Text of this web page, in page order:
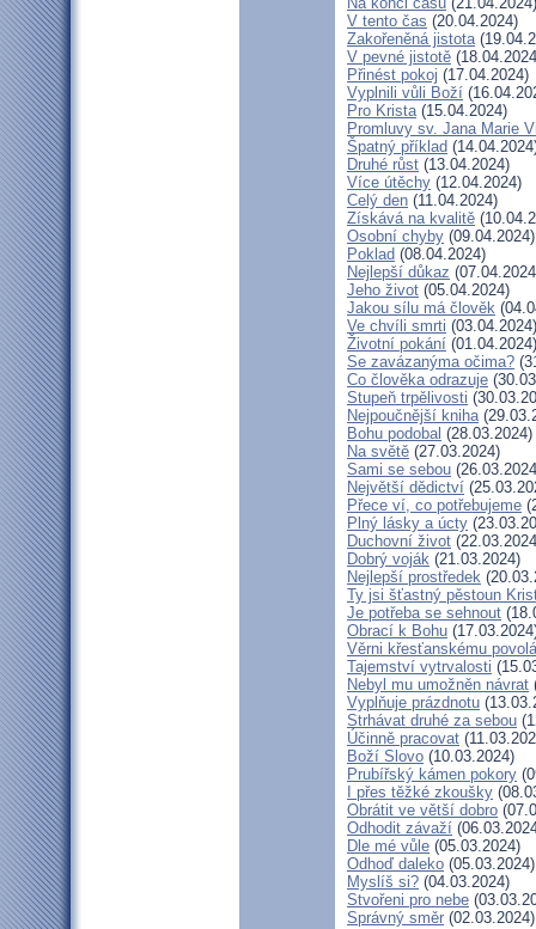
V tento čas (20.04.2024)
Zakořeněná jistota
V pevné jistotě
Přinést pokoj (17.04.2024)
Vyplnili vůli Boží
Pro Krista(15.04.2024)
Promluvy sv. Jana Marie
Špatný příklad
Druhé růst (13.04.2024)
Více útěchy (12.04.2024)
Celý den (11.04.2024)
Získává na kvalitě
Osobní chyby (09.04.2024)
Poklad (08.04.2024)
Nejlepší důkaz
Jeho život (05.04.2024)
Jakou sílu má člověk
Ve chvíli smrti (03.04.2024)
Životní pokání (01.04.2024)
Se zavázanýma očima?
Co člověka odrazuje
Stupeň trpělivosti
Nejpoučnější kniha
Bohu podobal (28.03.2024)
Na světě (27.03.2024)
Sami se sebou
Největší dědictví
Přece ví, co potřebujeme
Plný lásky a úcty
Duchovní život
Dobrý voják (21.03.2024)
Nejlepší prostředek
Ty jsi šťastný pěstoun
Je potřeba se sehnout
Obrací k Bohu
Věrni křesťanskému
Tajemství vytrvalosti
Nebyl mu umožněn návrat
Vyplňuje prázdnotu
Strhávat druhé za sebou
Účinně pracovat
Boží Slovo (10.03.2024)
Prubířský kámen pokory
I přes těžké zkoušky
Obrátit ve větší dobro
Odhodit závaží
Dle mé vůle (05.03.2024)
Odhoď daleko (05.03.2024)
Myslíš si? (04.03.2024)
Stvořeni pro nebe
Správný směr (02.03.2024)